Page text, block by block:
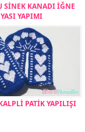
SİNEK KANADI İĞNE
YAPIMI
PATİK YAPILIŞI